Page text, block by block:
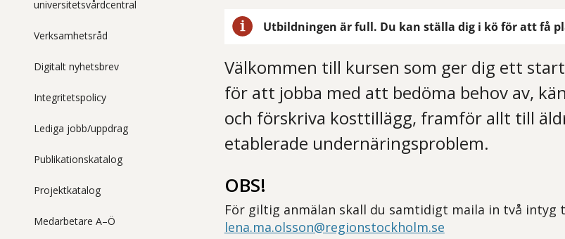
universitetsvårdcentral
Verksamhetsråd
Digitalt nyhetsbrev
Integritetspolicy
Lediga jobb/uppdrag
Publikationskatalog
Projektkatalog
Medarbetare A–Ö
Utbildningen är full. Du kan ställa dig i kö för att få
Välkommen till kursen som ger dig ett
för att jobba med att bedöma behov av,
och förskriva kosttillägg, framför allt till
etablerade undernäringsproblem.
OBS!
För giltig anmälan skall du samtidigt maila in två intyg
lena.ma.olsson@regionstockholm.se